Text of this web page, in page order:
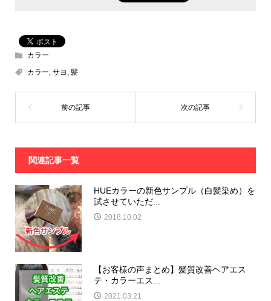
カラー
カラー サヨ 髪
関連記事一覧
HUEカラーの新色サンプル（白髪染め）を
試させていただ...
2018.10.02
【お客様の声まとめ】髪質改善ヘアエス
テ・カラーエス...
2021.03.21